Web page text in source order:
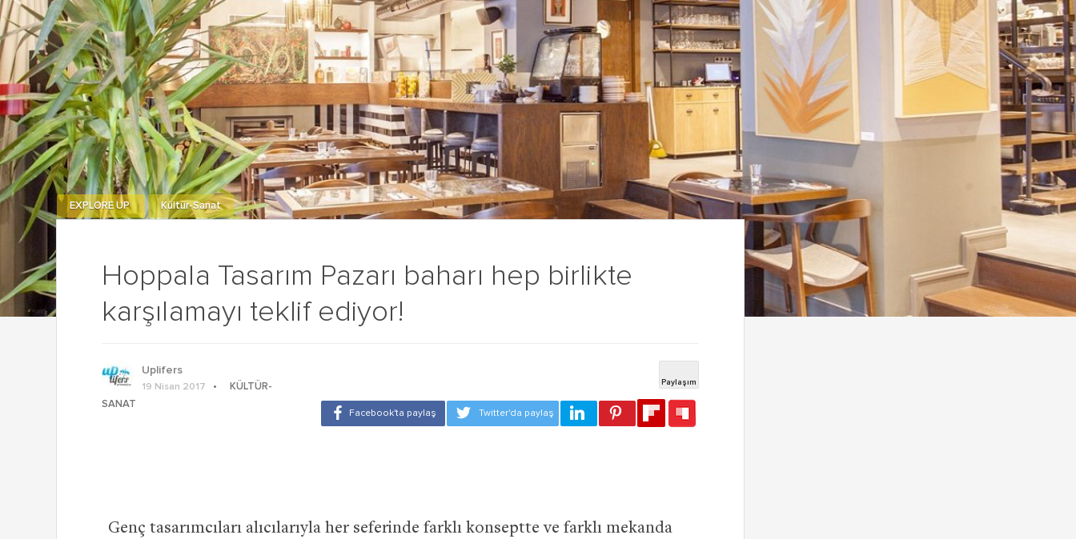
Hoppala Tasarım Pazarı baharı hep birlikte
karşılamayı teklif ediyor!
EXPLORE UP Kültür-Sanat
Uplifers
19 Nisan 2017
KÜLTÜR-
SANAT
Genç tasarımcıları alıcılarıyla her seferinde farklı konseptte ve farklı mekanda